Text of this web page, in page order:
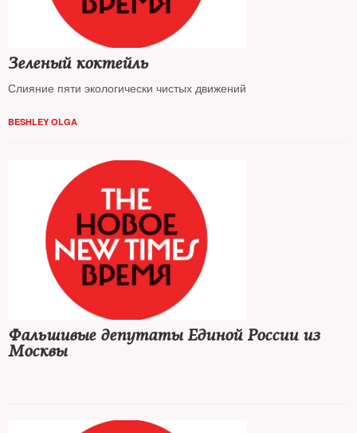
Зеленый коктейль
Слияние пяти экологически чистых движений
BESHLEY OLGA
Фальшивые депутаты Единой России из
Москвы